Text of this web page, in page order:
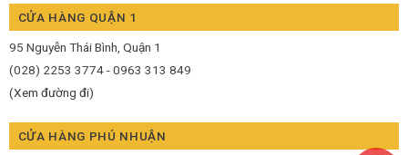
CỬA HÀNG QUẬN 1
95 Nguyễn Thái Bình, Quận 1
(028) 2253 3774 - 0963 313 849
(Xem đường đi)
CỬA HÀNG PHÚ NHUẬN